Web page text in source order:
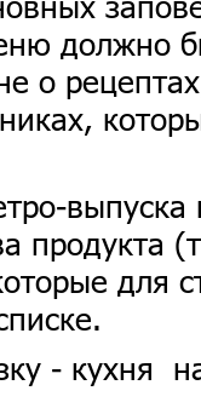
должно
о
выпуска
продукта
для
- кухня